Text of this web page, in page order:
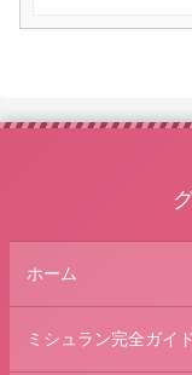
ホーム
ミシュラン完全ガイド